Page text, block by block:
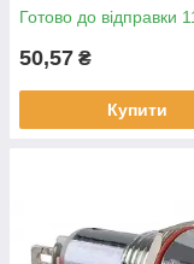
Готово до відправки
50,57 ₴
Купити